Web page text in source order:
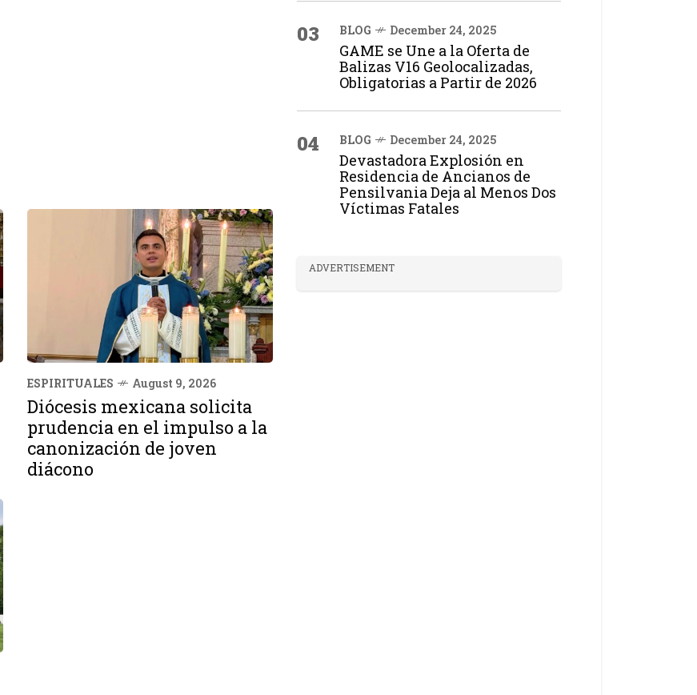
ESPIRITUALES August 9, 2026
Diócesis mexicana solicita
prudencia en el impulso a la
canonización de joven
diácono
03 BLOG December 24, 2025
GAME se Une a la Oferta de
Balizas V16 Geolocalizadas,
Obligatorias a Partir de 2026
04 BLOG December 24, 2025
Devastadora Explosión en
Residencia de Ancianos de
Pensilvania Deja al Menos Dos
Víctimas Fatales
ADVERTISEMENT